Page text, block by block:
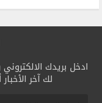
ادخل بريدك
لك آخر